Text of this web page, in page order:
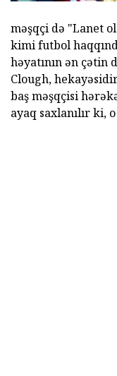
məşqçi də "Lanet
kimi futbol
həyatının ən çətin
Clough,
baş məşqçisi
ayaq saxlanılır ki,